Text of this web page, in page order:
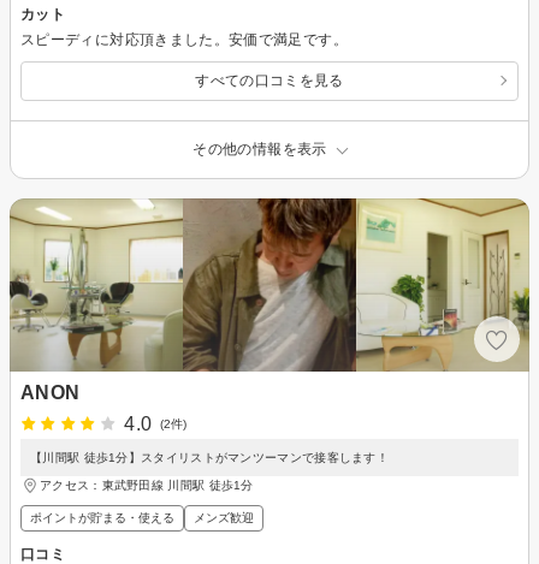
カット
スピーディに対応頂きました。安価で満足です。
すべての口コミを見る
その他の情報を表示
ANON
4.0
(2件)
【川間駅 徒歩1分】スタイリストがマンツーマンで接客します！
アクセス：東武野田線 川間駅 徒歩1分
ポイントが貯まる・使える メンズ歓迎
口コミ